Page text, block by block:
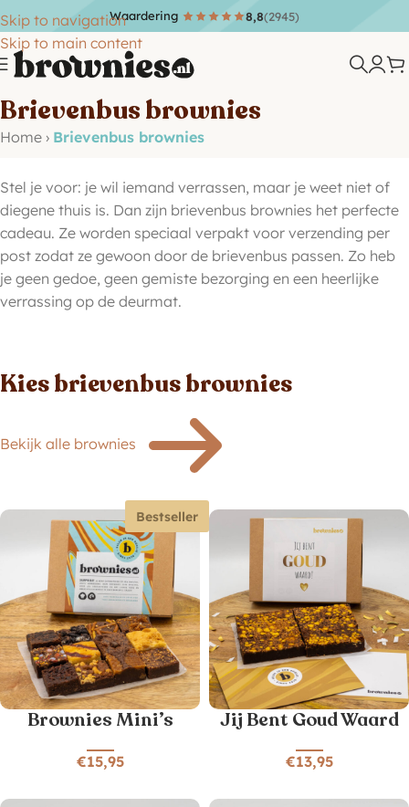
Skip to navigation
Skip to main content
Waardering 8,8(2945)
Brievenbus brownies
Home › Brievenbus brownies
Stel je voor: je wil iemand verrassen, maar je weet niet of
diegene thuis is. Dan zijn brievenbus brownies het perfecte
cadeau. Ze worden speciaal verpakt voor verzending per
post zodat ze gewoon door de brievenbus passen. Zo heb
je geen gedoe, geen gemiste bezorging en een heerlijke
verrassing op de deurmat.
Kies brievenbus brownies
Bekijk alle brownies
Brownies Mini’s
€15,95
Bestseller
Jij Bent Goud Waard
€13,95